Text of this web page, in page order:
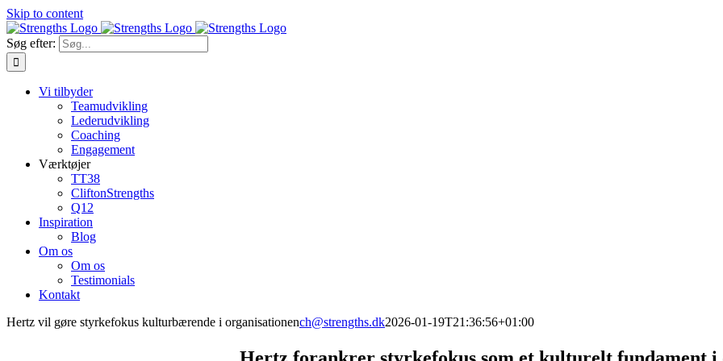
Skip to content
Søg efter:
Vi tilbyder
Teamudvikling
Lederudvikling
Coaching
Engagement
Værktøjer
TT38
CliftonStrengths
Q12
Inspiration
Blog
Om os
Om os
Testimonials
Kontakt
Hertz vil gøre styrkefokus kulturbærende i organisationench@strengths.dk2026-01-19T21:36:56+01:00